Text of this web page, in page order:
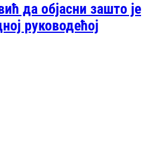
да објасни зашто је
руководећој